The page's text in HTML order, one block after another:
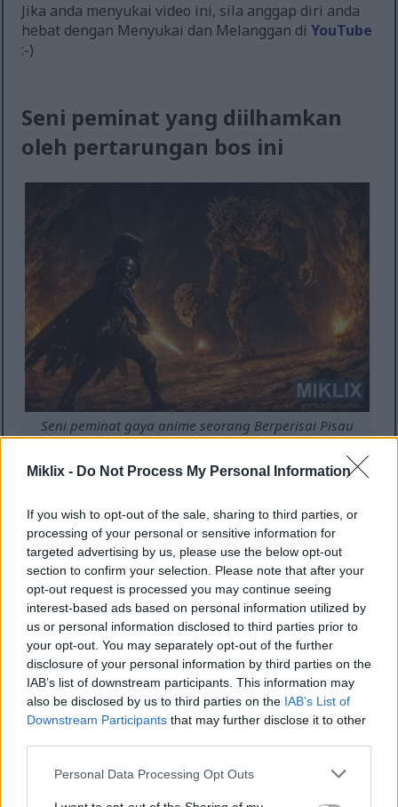
Miklix - Do Not Process My Personal Information
If you wish to opt-out of the sale, sharing to third parties, or
processing of your personal or sensitive information for
targeted advertising by us, please use the below opt-out
section to confirm your selection. Please note that after your
opt-out request is processed you may continue seeing
interest-based ads based on personal information utilized by
us or personal information disclosed to third parties prior to
your opt-out. You may separately opt-out of the further
disclosure of your personal information by third parties on the
IAB’s list of downstream participants. This information may
also be disclosed by us to third parties on the IAB’s List of
Downstream Participants that may further disclose it to other
Please note that this website/app uses one or more Google
Personal Data Processing Opt Outs
Jika anda menyukai video ini, sila anggap diri anda
hebat dengan Menyukai dan Melanggan diYouTube
:-)
Seni peminat yang diilhamkan
oleh pertarungan bos ini
Seni peminat gaya anime seorang Berperisai Pisau
Hitam Tercemar berhadapan dengan Troll Penggali
Batu yang menjulang tinggi di dalam gua bawah
tanah yang berapi-api sebelum pertempuran.
resolusi yang lebih tinggi.